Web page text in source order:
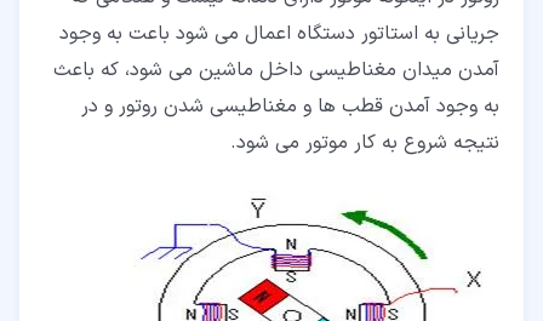
جریانی به استاتور دستگاه اعمال می شود باعت به وجود
آمدن میدان مغناطیسی داخل ماشین می شود، که باعث
به وجود آمدن قطب ها و مغناطیسی شدن روتور و در
نتیجه شروع به کار موتور می شود.